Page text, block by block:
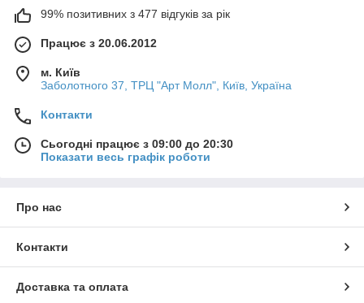
99% позитивних з 477 відгуків за рік
Працює з 20.06.2012
м. Київ
Заболотного 37, ТРЦ "Арт Молл", Київ, Україна
Контакти
Сьогодні працює з 09:00 до 20:30
Показати весь графік роботи
Про нас
Контакти
Доставка та оплата